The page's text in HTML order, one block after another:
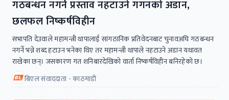
गठबन्धन नगर्ने प्रस्ताव नहटाउने गगनकाे अडान,
छलफल निष्कर्षविहीन
सभापति देउवाले महामन्त्री थापालाई सांगठानिक प्रतिवेदनबाट चुनावअघि गठबन्धन
नगर्ने भन्ने शब्द हटाउन भनेका थिए तर महामन्त्री थापाले नहटाउने अडान यथावत
राखेका छन्। जसकारण गत शनिबारदेखिको वार्ता निष्कर्षविहीन बनिरहेको छ।
बिएल संवाददाता - काठमाडाैं